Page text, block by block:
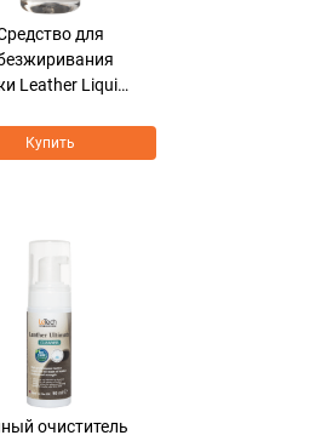
для
Leather Liquid
Купить
очиститель